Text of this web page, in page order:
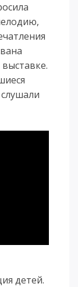
детей.